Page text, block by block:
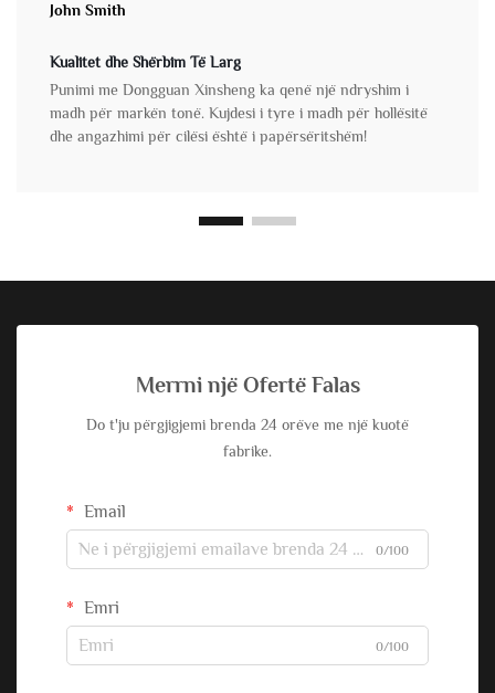
John Smith
Kualitet dhe Shërbim Të Larg
Punimi me Dongguan Xinsheng ka qenë një ndryshim i
madh për markën tonë. Kujdesi i tyre i madh për hollësitë
dhe angazhimi për cilësi është i papërsëritshëm!
Merrni një Ofertë Falas
Do t'ju përgjigjemi brenda 24 orëve me një kuotë
fabrike.
Email
0/100
Emri
0/100